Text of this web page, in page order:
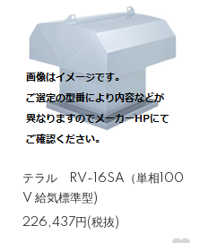
テラル RV-16SA（単相100
V 給気標準型)
226,437円(税抜)